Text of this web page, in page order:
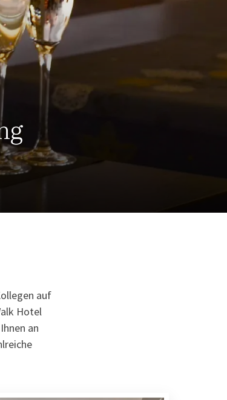
auf
Hotel
an